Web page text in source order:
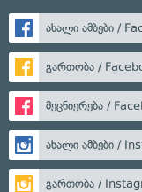
ახალი ამბები /
გართობა /
მეცნიერება /
ახალი ამბები /
გართობა /